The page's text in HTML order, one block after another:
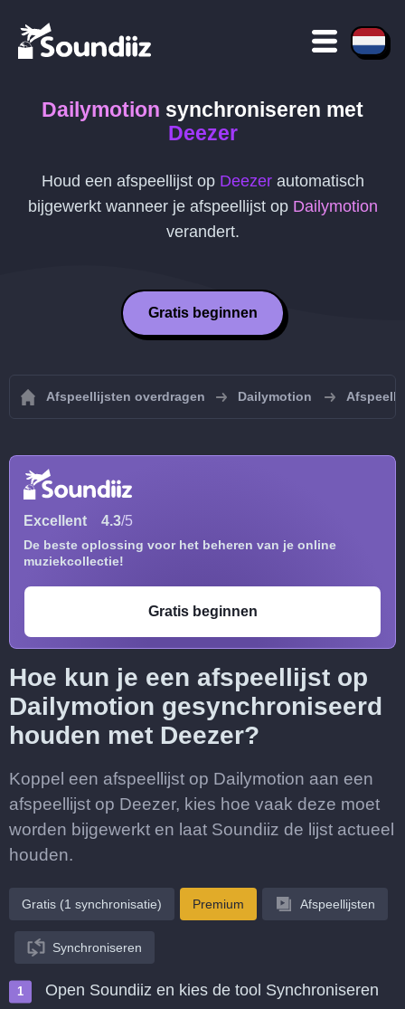
Dailymotion synchroniseren met
Deezer
Houd een afspeellijst op Deezerautomatisch
bijgewerkt wanneer je afspeellijst op Dailymotion
verandert.
Gratis beginnen
Afspeellijsten overdragen Dailymotion
Excellent 4.3/5
De beste oplossing voor het beheren van je online
muziekcollectie!
Gratis beginnen
Hoe kun je een afspeellijst op
Dailymotion gesynchroniseerd
houden met Deezer?
Koppel een afspeellijst op Dailymotion aan een
afspeellijst op Deezer, kies hoe vaak deze moet
worden bijgewerkt en laat Soundiiz de lijst actueel
houden.
Gratis (1 synchronisatie) Premium Afspeellijsten
Synchroniseren
Open Soundiiz en kies de tool Synchroniseren